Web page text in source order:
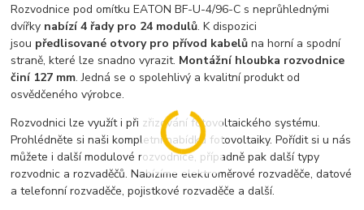
Rozvodnice pod omítku EATON BF-U-4/96-C s neprůhlednými
dvířky nabízí 4 řady pro 24 modulů. K dispozici
jsou předlisované otvory pro přívod kabelů na horní a spodní
straně, které lze snadno vyrazit. Montážní hloubka rozvodnice
činí 127 mm. Jedná se o spolehlivý a kvalitní produkt od
osvědčeného výrobce.
Rozvodnici lze využít i při zřizování fotovoltaického systému.
Prohlédněte si naši kompletní nabídku fotovoltaiky. Pořídit si u nás
můžete i další modulové rozvodnice, případně pak další typy
rozvodnic a rozvaděčů. Nabízíme elektroměrové rozvaděče, datové
a telefonní rozvaděče, pojistkové rozvaděče a další.